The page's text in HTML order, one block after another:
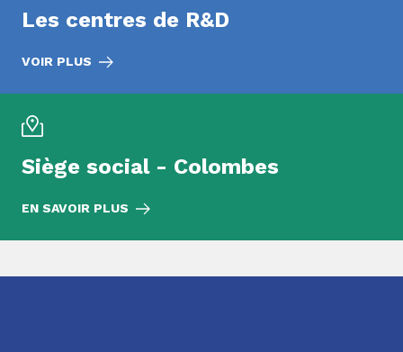
Les centres de R&D
VOIR PLUS
Siège social - Colombes
EN SAVOIR PLUS